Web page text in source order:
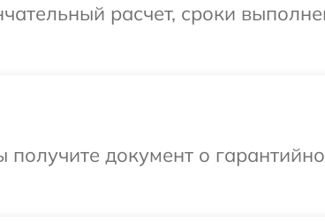
расчет, сроки
документ о